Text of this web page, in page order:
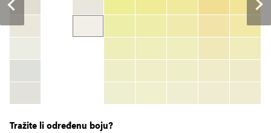
Šifra boje
color_name
HEX:hex_code
TSR:tsr_code
More info
Tražite li određenu boju?